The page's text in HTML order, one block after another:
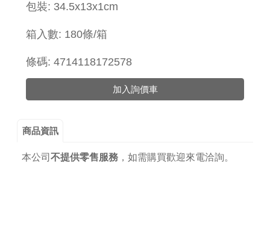
包裝: 34.5x13x1cm
箱入數: 180條/箱
條碼: 4714118172578
加入詢價車
商品資訊
本公司 不提供零售服務， 如需購買歡迎來電洽詢。